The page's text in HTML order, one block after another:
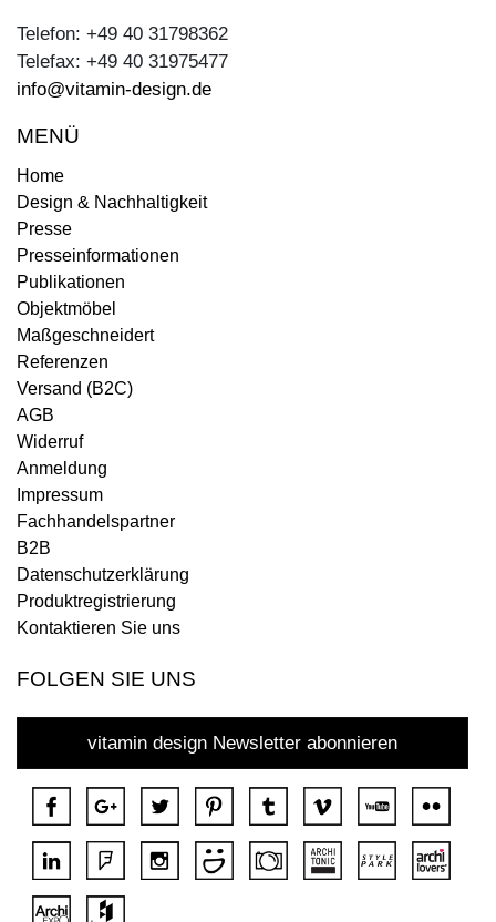
Telefon: +49 40 31798362
Telefax: +49 40 31975477
info@vitamin-design.de
MENÜ
Home
Design & Nachhaltigkeit
Presse
Presseinformationen
Publikationen
Objektmöbel
Maßgeschneidert
Referenzen
Versand (B2C)
AGB
Widerruf
Anmeldung
Impressum
Fachhandelspartner
B2B
Datenschutzerklärung
Produktregistrierung
Kontaktieren Sie uns
FOLGEN SIE UNS
vitamin design Newsletter abonnieren